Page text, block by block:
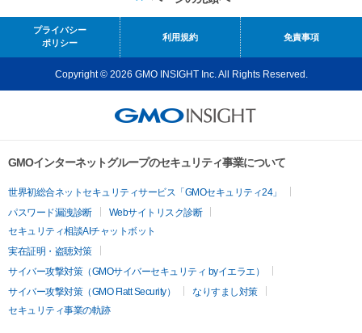
プライバシー
ポリシー
利用規約 免責事項
Copyright © 2026 GMO INSIGHT Inc. All Rights Reserved.
GMOインターネットグループのセキュリティ事業について
世界初総合ネットセキュリティサービス「GMOセキュリティ24」
パスワード漏洩診断
Webサイトリスク診断
セキュリティ相談AIチャットボット
実在証明・盗聴対策
サイバー攻撃対策（GMOサイバーセキュリティ byイエラエ）
サイバー攻撃対策（GMO Flatt Security）
なりすまし対策
セキュリティ事業の軌跡